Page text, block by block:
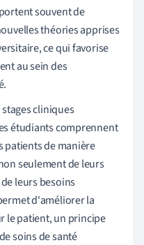
souvent de
théories apprises
ce qui favorise
au sein des
stages cliniques
étudiants comprennent
patients de manière
seulement de leurs
leurs besoins
d'améliorer la
le patient, un principe
soins de santé